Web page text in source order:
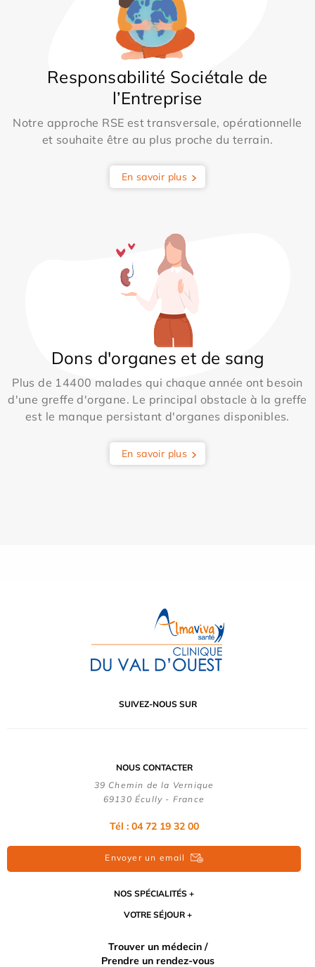
Responsabilité Sociétale de
l’Entreprise
Notre approche RSE est transversale, opérationnelle
et souhaite être au plus proche du terrain.
En savoir plus
Dons d'organes et de sang
Plus de 14400 malades qui chaque année ont besoin
d'une greffe d'organe. Le principal obstacle à la greffe
est le manque persistant d'organes disponibles.
En savoir plus
SUIVEZ-NOUS SUR
NOUS CONTACTER
39 Chemin de la Vernique
69130 Écully - France
Tél : 04 72 19 32 00
Envoyer un email
NOS SPÉCIALITÉS
VOTRE SÉJOUR
Trouver un médecin /
Prendre un rendez-vous